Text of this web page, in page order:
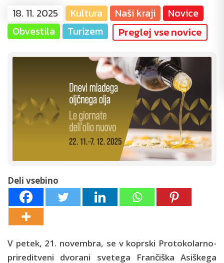
18. 11. 2025 Kultura Naši kraji
Novice
Obvestila
Turizem Preglej vse novice
Deli vsebino
V petek, 21. novembra, se v koprski Protokolarno-
prireditveni dvorani svetega Frančiška Asiškega